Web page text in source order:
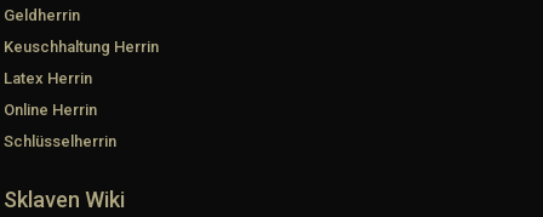
Geldherrin
Keuschhaltung Herrin
Latex Herrin
Online Herrin
Schlüsselherrin
Sklaven Wiki